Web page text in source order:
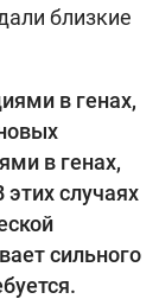
близкие
в генах,
в генах,
случаях
сильного